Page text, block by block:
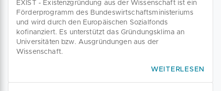
EXIST - Existenzgründung aus der Wissenschaft ist ein
Förderprogramm des Bundeswirtschaftsministeriums
und wird durch den Europäischen Sozialfonds
kofinanziert. Es unterstützt das Gründungsklima an
Universitäten bzw. Ausgründungen aus der
Wissenschaft.
WEITERLESEN